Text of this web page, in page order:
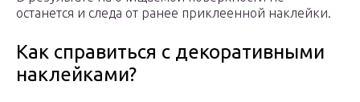
останется и следа от ранее приклеенной наклейки.
Как справиться с декоративными
наклейками?